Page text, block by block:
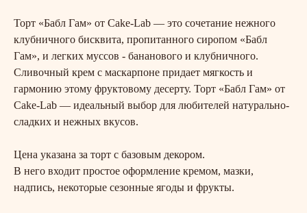
Торт «Бабл Гам» от Cake-Lab — это сочетание нежного
клубничного бисквита, пропитанного сиропом «Бабл
Гам», и легких муссов - бананового и клубничного.
Сливочный крем с маскарпоне придает мягкость и
гармонию этому фруктовому десерту. Торт «Бабл Гам» от
Cake-Lab — идеальный выбор для любителей натурально-
сладких и нежных вкусов.
Цена указана за торт с базовым декором.
В него входит простое оформление кремом, мазки,
надпись, некоторые сезонные ягоды и фрукты.